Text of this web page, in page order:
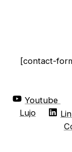
[contact-
Youtube
Lujo